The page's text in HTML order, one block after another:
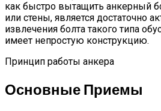
как быстро вытащить анкерный
или стены, является достаточно
извлечения болта такого типа
имеет непростую конструкцию.
Принцип работы анкера
Основные Приемы